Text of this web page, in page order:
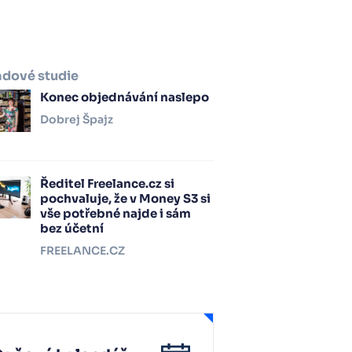
studie
Konec objednávání naslepo
Dobrej Špajz
Ředitel Freelance.cz si
pochvaluje, že v Money S3 si
vše potřebné najde i sám
bez účetní
FREELANCE.CZ